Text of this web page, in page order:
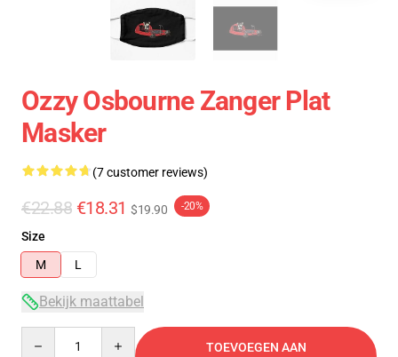
Ozzy Osbourne Zanger Plat
Masker
(7 customer reviews)
€22.88 €18.31 $19.90 -20%
Size
M
L
Bekijk maattabel
TOEVOEGEN AAN